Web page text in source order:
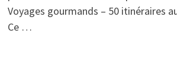
Voyages gourmands – 50 itinéraires
Ce …